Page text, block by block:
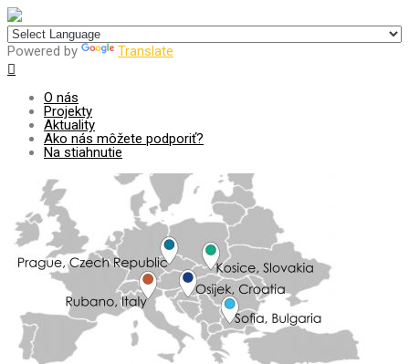
Powered by Translate
O nás
Projekty
Aktuality
Ako nás môžete podporiť?
Na stiahnutie